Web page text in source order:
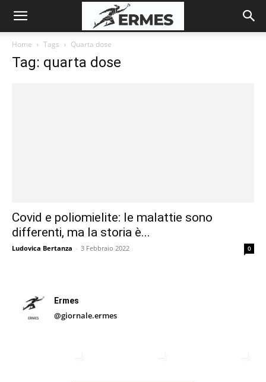
Home Tags Quarta dose
Tag: quarta dose
Covid e poliomielite: le malattie sono
differenti, ma la storia è...
Ludovica Bertanza - 3 Febbraio 2022 0
Ermes
@giornale.ermes